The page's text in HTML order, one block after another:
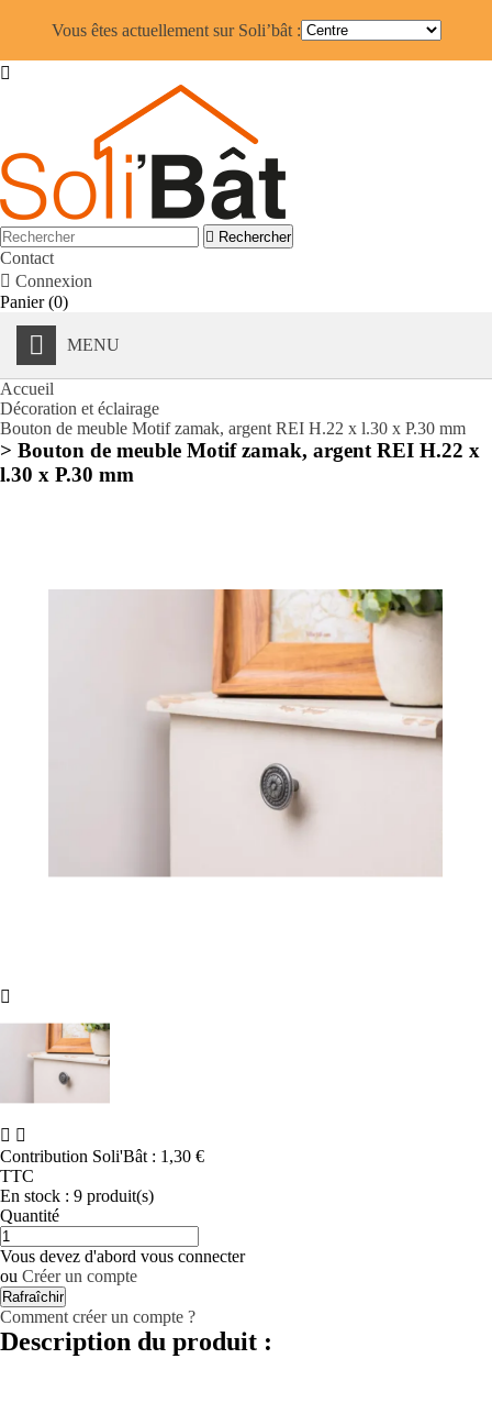
Vous êtes actuellement sur Soli’bât :

 Rechercher
Contact
 Connexion
Panier (0)
MENU
Accueil
Décoration et éclairage
Bouton de meuble Motif zamak, argent REI H.22 x l.30 x P.30 mm
> Bouton de meuble Motif zamak, argent REI H.22 x
l.30 x P.30 mm

 
Contribution Soli'Bât : 1,30 €
TTC
En stock : 9 produit(s)
Quantité
Vous devez d'abord vous connecter
ou Créer un compte
Comment créer un compte ?
Description du produit :